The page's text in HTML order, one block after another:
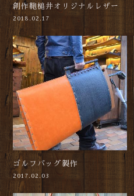
創作鞄槌井オリジナルレザー
2018.02.17
ゴルフバッグ製作
2017.02.03